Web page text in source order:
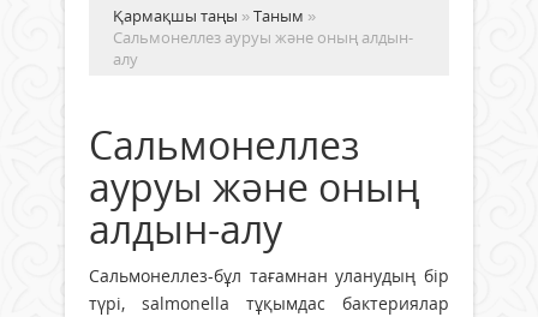
Қармақшы таңы »Таным »
Сальмонеллез ауруы және оның алдын-
алу
Сальмонеллез
ауруы және оның
алдын-алу
Сальмонеллез-бұл тағамнан уланудың бір
түрі, salmonella тұқымдас бактериялар